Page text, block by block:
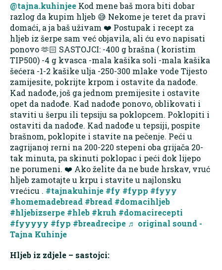
@tajna.kuhinjee Kod mene baš mora biti dobar
razlog da kupim hljeb 😅 Nekome je teret da pravi
domaći, a ja baš uživam ❤️ Postupak i recept za
hljeb iz šerpe sam već objavila, ali ću evo napisati
ponovo 🫶🏻 SASTOJCI: -400 g brašna ( koristim
TIP500) -4 g kvasca -mala kašika soli -mala kašika
šećera -1-2 kašike ulja -250-300 mlake vode Tijesto
zamijesite, pokrijte krpom i ostavite da nadođe.
Kad nadođe, još ga jednom premijesite i ostavite
opet da nadođe. Kad nadođe ponovo, oblikovati i
staviti u šerpu ili tepsiju sa poklopcem. Poklopiti i
ostaviti da nadođe. Kad nadođe u tepsiji, pospite
brašnom, poklopite i stavite na pečenje. Peći u
zagrijanoj rerni na 200-220 stepeni oba grijača 20-
tak minuta, pa skinuti poklopac i peći dok lijepo
ne porumeni. ❤️ Ako želite da ne bude hrskav, vruć
hljeb zamotajte u krpu i stavite u najlonsku
vrećicu . #tajnakuhinje #fy #fypp #fyyy
#homemadebread #bread #domacihljeb
#hljebizserpe #hleb #kruh #domacirecepti
#fyyyyy #fyp #breadrecipe ♬ original sound -
Tajna Kuhinje
Hljeb iz zdjele – sastojci: